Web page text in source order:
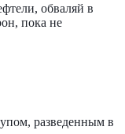
обваляй в
пока не
разведенным в